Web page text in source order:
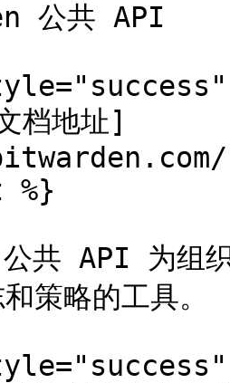
公共 API
档地址]
%}
共 API 为组织
策略的工具。